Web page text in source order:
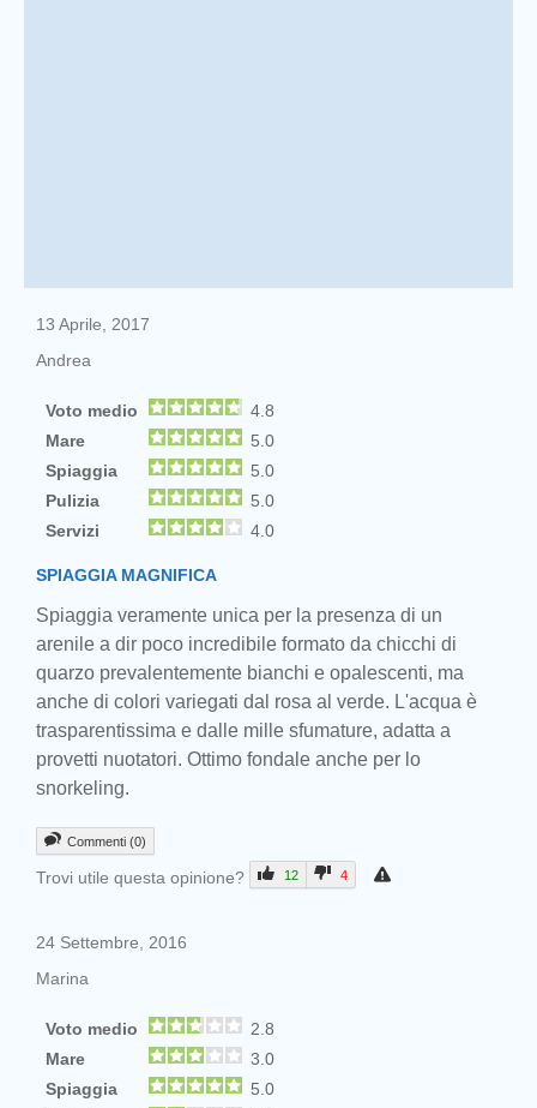
13 Aprile, 2017
Andrea
Voto medio
4.8
Mare
5.0
Spiaggia
5.0
Pulizia
5.0
Servizi
4.0
SPIAGGIA MAGNIFICA
Spiaggia veramente unica per la presenza di un
arenile a dir poco incredibile formato da chicchi di
quarzo prevalentemente bianchi e opalescenti, ma
anche di colori variegati dal rosa al verde. L'acqua è
trasparentissima e dalle mille sfumature, adatta a
provetti nuotatori. Ottimo fondale anche per lo
snorkeling.
Commenti (0)
Trovi utile questa opinione? 12 4
24 Settembre, 2016
Marina
Voto medio
2.8
Mare
3.0
Spiaggia
5.0